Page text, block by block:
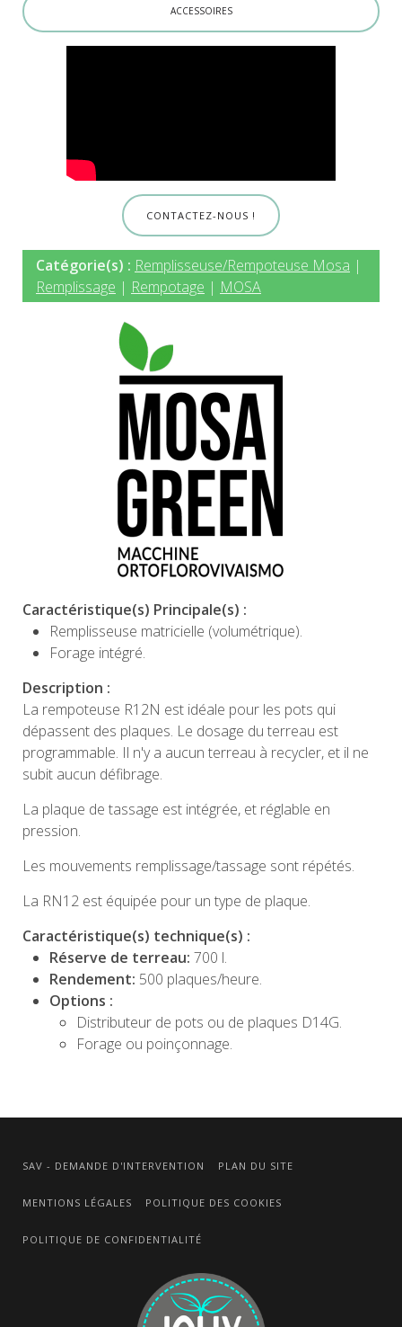
ACCESSOIRES
CONTACTEZ-NOUS !
Catégorie(s) : Remplisseuse/Rempoteuse Mosa |
Remplissage | Rempotage | MOSA
Caractéristique(s) Principale(s) :
Remplisseuse matricielle (volumétrique).
Forage intégré.
Description :
La rempoteuse R12N est idéale pour les pots qui
dépassent des plaques. Le dosage du terreau est
programmable. Il n'y a aucun terreau à recycler, et il ne
subit aucun défibrage.
La plaque de tassage est intégrée, et réglable en
pression.
Les mouvements remplissage/tassage sont répétés.
La RN12 est équipée pour un type de plaque.
Caractéristique(s) technique(s) :
Réserve de terreau: 700 l.
Rendement: 500 plaques/heure.
Options :
Distributeur de pots ou de plaques D14G.
Forage ou poinçonnage.
SAV - DEMANDE D'INTERVENTION PLAN DU SITE
MENTIONS LÉGALES POLITIQUE DES COOKIES
POLITIQUE DE CONFIDENTIALITÉ